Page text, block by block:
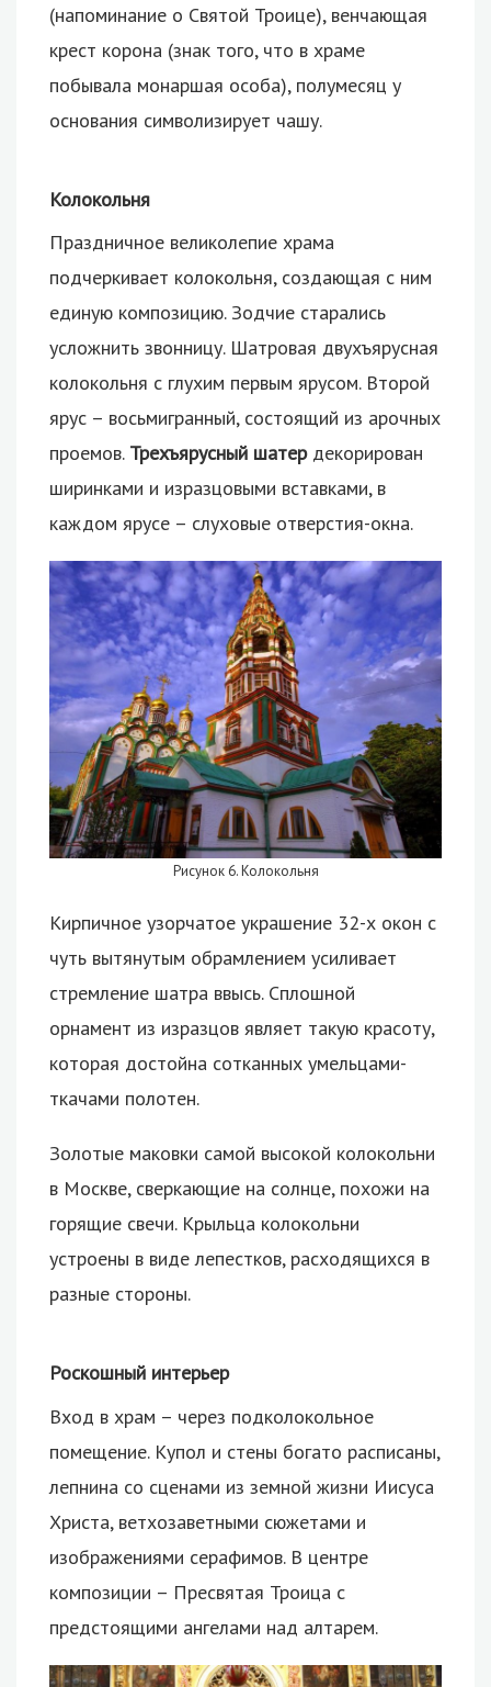
(напоминание о Святой Троице), венчающая
крест корона (знак того, что в храме
побывала монаршая особа), полумесяц у
основания символизирует чашу.
Колокольня
Праздничное великолепие храма
подчеркивает колокольня, создающая с ним
единую композицию. Зодчие старались
усложнить звонницу. Шатровая двухъярусная
колокольня с глухим первым ярусом. Второй
ярус – восьмигранный, состоящий из арочных
проемов. Трехъярусный шатердекорирован
ширинками и изразцовыми вставками, в
каждом ярусе – слуховые отверстия-окна.
Рисунок 6. Колокольня
Кирпичное узорчатое украшение 32-х окон с
чуть вытянутым обрамлением усиливает
стремление шатра ввысь. Сплошной
орнамент из изразцов являет такую красоту,
которая достойна сотканных умельцами-
ткачами полотен.
Золотые маковки самой высокой колокольни
в Москве, сверкающие на солнце, похожи на
горящие свечи. Крыльца колокольни
устроены в виде лепестков, расходящихся в
разные стороны.
Роскошный интерьер
Вход в храм – через подколокольное
помещение. Купол и стены богато расписаны,
лепнина со сценами из земной жизни Иисуса
Христа, ветхозаветными сюжетами и
изображениями серафимов. В центре
композиции – Пресвятая Троица с
предстоящими ангелами над алтарем.